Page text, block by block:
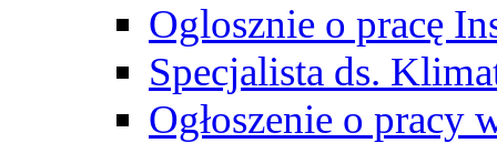
Oglosznie o pracę
Specjalista ds.
Ogłoszenie o pracy